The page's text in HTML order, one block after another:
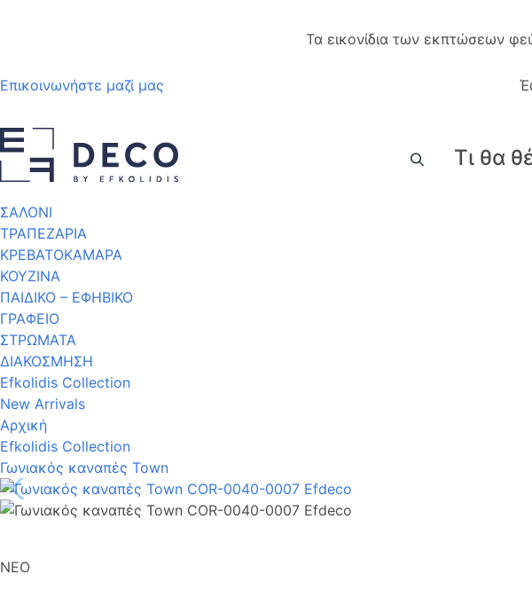
Τα εικονίδια των εκπτώσεων
Επικοινωνήστε μαζί μας
ΣΑΛΟΝΙ
ΤΡΑΠΕΖΑΡΙΑ
ΚΡΕΒΑΤΟΚΑΜΑΡΑ
ΚΟΥΖΙΝΑ
ΠΑΙΔΙΚΟ – ΕΦΗΒΙΚΟ
ΓΡΑΦΕΙΟ
ΣΤΡΩΜΑΤΑ
ΔΙΑΚΟΣΜΗΣΗ
Efkolidis Collection
New Arrivals
Αρχική
Efkolidis Collection
Γωνιακός καναπές Town
NΕΟ